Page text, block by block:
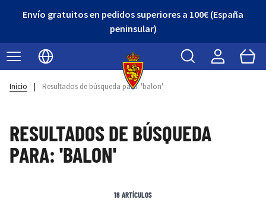
Envío gratuitos en pedidos superiores a 100€ (España
peninsular)
Seleccionar idioma
Buscar Cart
Inicio | Resultados de búsqueda para: 'balon'
RESULTADOS DE BÚSQUEDA
PARA: 'BALON'
18ARTÍCULOS